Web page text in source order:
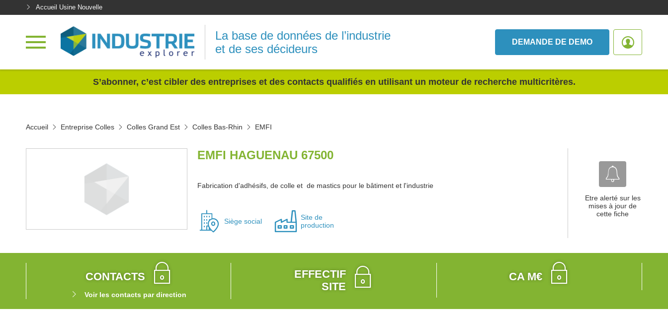
Accueil Usine Nouvelle
La base de données de l’industrie
et de ses décideurs
DEMANDE DE DEMO
S’abonner, c’est cibler des entreprises et des contacts qualifiés en utilisant un moteur de recherche multicritères.
Accueil Entreprise Colles Colles Grand Est Colles Bas-Rhin EMFI
EMFI HAGUENAU 67500
Fabrication d'adhésifs, de colle et de mastics pour le bâtiment et l'industrie
Siège social
Site de
production
Etre alerté sur les
mises à jour de
cette fiche
CONTACTS
Voir les contacts par direction
EFFECTIF
SITE
CA M€